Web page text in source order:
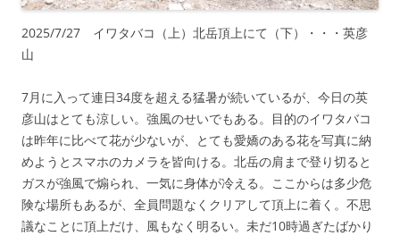
2025/7/27 イワタバコ（上）北岳頂上にて（下）・・・英彦
山
7月に入って連日34度を超える猛暑が続いているが、今日の英
彦山はとても涼しい。強風のせいでもある。目的のイワタバコ
は昨年に比べて花が少ないが、とても愛嬌のある花を写真に納
めようとスマホのカメラを皆向ける。北岳の肩まで登り切ると
ガスが強風で煽られ、一気に身体が冷える。ここからは多少危
険な場所もあるが、全員問題なくクリアして頂上に着く。不思
議なことに頂上だけ、風もなく明るい。未だ10時過ぎたばかり